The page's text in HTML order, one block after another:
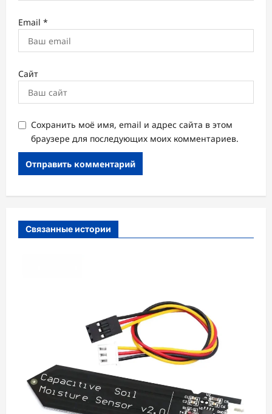
Email *
Сайт
Сохранить моё имя, email и адрес сайта в этом
браузере для последующих моих комментариев.
Связанные истории